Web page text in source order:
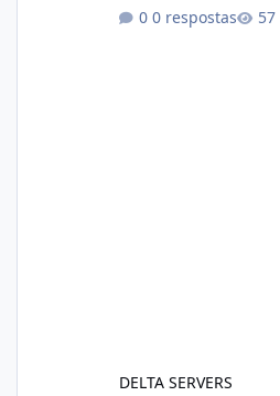
xjx23zz5f Criamos uma breve explicação:
0 respostas
DELTA SERVERS